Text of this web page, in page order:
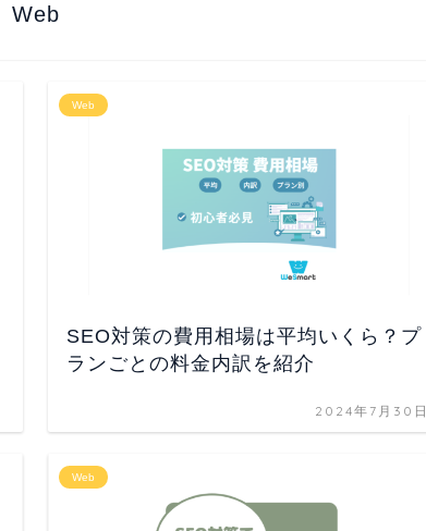
Web
Web
SEO対策の費用相場は平均いくら？プ
ランごとの料金内訳を紹介
2024年7月30日
Web